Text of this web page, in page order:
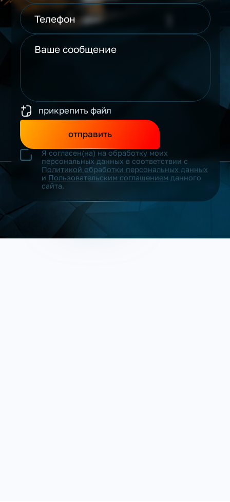
прикрепить файл
отправить
Я согласен(на) на обработку моих
персональных данных в соответствии с
Политикой обработки персональных данных
и Пользовательским соглашением данного
сайта.